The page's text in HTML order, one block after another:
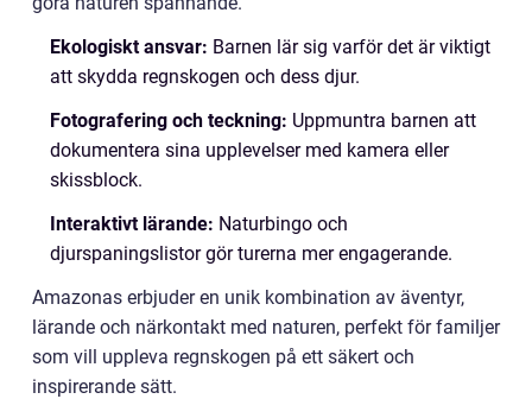
Ekologiskt ansvar: Barnen lär sig varför det är viktigt
att skydda regnskogen och dess djur.
Fotografering och teckning: Uppmuntra barnen att
dokumentera sina upplevelser med kamera eller
skissblock.
Interaktivt lärande: Naturbingo och
djurspaningslistor gör turerna mer engagerande.
Amazonas erbjuder en unik kombination av äventyr,
lärande och närkontakt med naturen, perfekt för familjer
som vill uppleva regnskogen på ett säkert och
inspirerande sätt.